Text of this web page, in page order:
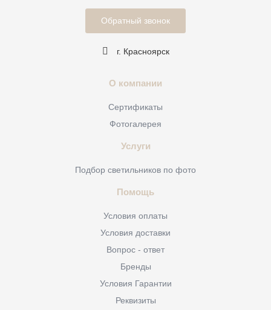
Обратный звонок
г. Красноярск
О компании
Сертификаты
Фотогалерея
Услуги
Подбор светильников по фото
Помощь
Условия оплаты
Условия доставки
Вопрос - ответ
Бренды
Условия Гарантии
Реквизиты